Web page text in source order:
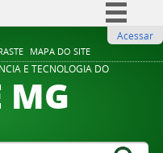
MAPA DO SITE
Comunica BR
Participe
Legislação
Acessar
E TECNOLOGIA DO
MG